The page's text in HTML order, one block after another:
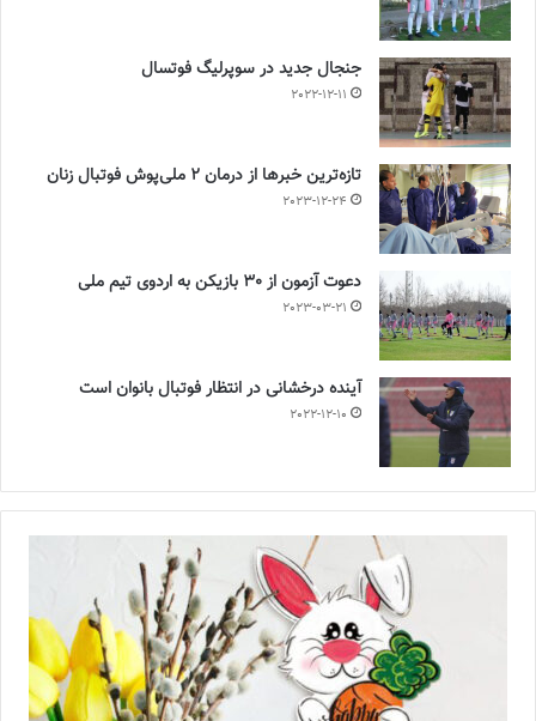
جنجال جدید در سوپرلیگ فوتسال
2022-12-11
تازه‌ترین خبرها از درمان ۲ ملی‌پوش فوتبال زنان
2023-12-24
دعوت آزمون از 30 بازیکن به اردوی تیم ملی
2023-03-21
آینده درخشانی در انتظار فوتبال بانوان است
2022-12-10